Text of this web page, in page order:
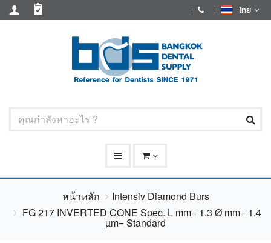
ไทย
หน้าหลัก
Intensiv Diamond Burs
FG 217 INVERTED CONE Spec. L mm= 1.3 Ø mm= 1.4
µm= Standard